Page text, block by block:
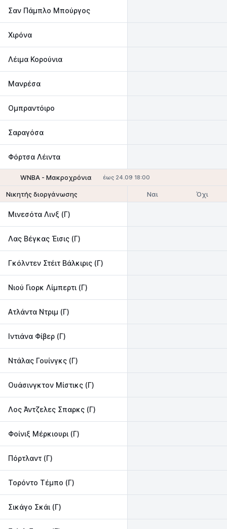
Σαν Πάμπλο Μπούργος
Χιρόνα
Λέιμα Κορούνια
Μανρέσα
Ομπραντόιρο
Σαραγόσα
Φόρτσα Λέιντα
WNBA - Mακροχρόνια έως 24.09 18:00
Νικητής διοργάνωσης Ναι Όχι
Μινεσότα Λινξ (Γ)
Λας Βέγκας Έισις (Γ)
Γκόλντεν Στέιτ Βάλκιρις (Γ)
Νιού Γιορκ Λίμπερτι (Γ)
Ατλάντα Ντριμ (Γ)
Ιντιάνα Φίβερ (Γ)
Ντάλας Γουίνγκς (Γ)
Ουάσινγκτον Μίστικς (Γ)
Λος Άντζελες Σπαρκς (Γ)
Φοίνιξ Μέρκιουρι (Γ)
Πόρτλαντ (Γ)
Τορόντο Τέμπο (Γ)
Σικάγο Σκάι (Γ)